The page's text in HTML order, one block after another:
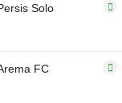
Solo
FC